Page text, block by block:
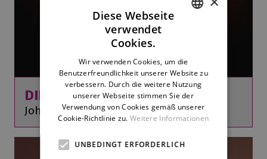
DIE FLEDERMAUS
Johann Strauss
GERMAN
Diese Webseite
verwendet
Cookies.
Wir verwenden Cookies, um die
Benutzerfreundlichkeit unserer Website zu
verbessern. Durch die weitere Nutzung
unserer Webseite stimmen Sie der
Verwendung von Cookies gemäß unserer
Cookie-Richtlinie zu. Weitere Informationen
UNBEDINGT ERFORDERLICH